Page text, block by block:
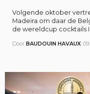
Volgende oktober
Madeira om daar de
de wereldcup cocktails
Door BAUDOUIN HAVAUX